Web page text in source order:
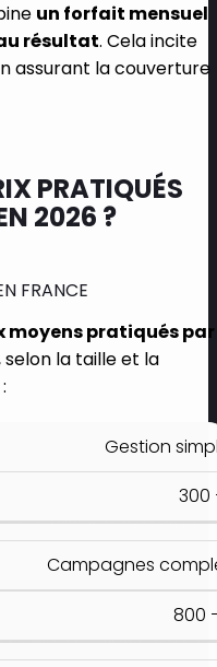
un forfait mensuel
résultat. Cela incite
assurant la couverture
PRATIQUÉS
2026 ?
FRANCE
moyens pratiqués par
selon la taille et la
Gestion
300
Campagnes
800